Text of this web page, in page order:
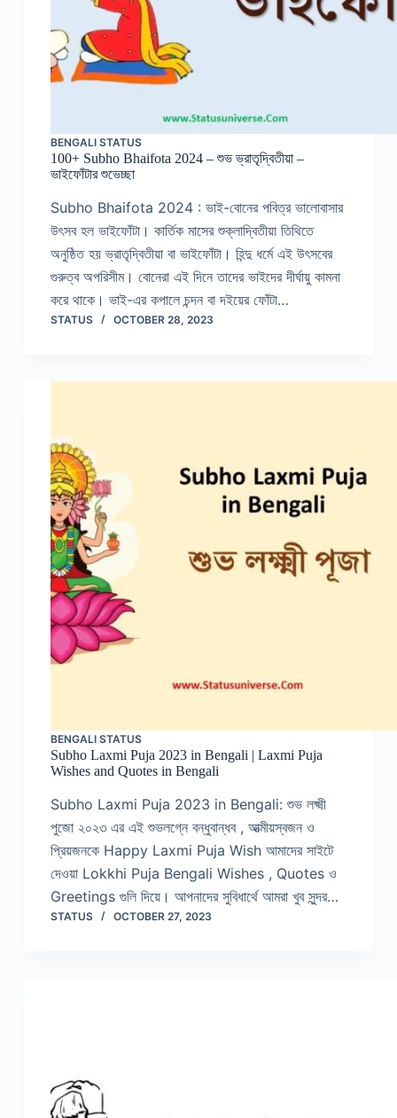
BENGALI STATUS
100+ Subho Bhaifota 2024 – শুভ ভ্রাতৃদ্বিতীয়া –
ভাইফোঁটার শুভেচ্ছা
Subho Bhaifota 2024 : ভাই-বোনের পবিত্র ভালোবাসার
উৎসব হল ভাইফোঁটা। কার্তিক মাসের শুক্লাদ্বিতীয়া তিথিতে
অনুষ্ঠিত হয় ভ্রাতৃদ্বিতীয়া বা ভাইফোঁটা। হিন্দু ধর্মে এই উৎসবের
গুরুত্ব অপরিসীম। বোনেরা এই দিনে তাদের ভাইদের দীর্ঘায়ু কামনা
করে থাকে। ভাই-এর কপালে চন্দন বা দইয়ের ফোঁটা…
STATUS OCTOBER 28, 2023
BENGALI STATUS
Subho Laxmi Puja 2023 in Bengali | Laxmi Puja
Wishes and Quotes in Bengali
Subho Laxmi Puja 2023 in Bengali: শুভ লক্ষ্মী
পুজো ২০২৩ এর এই শুভলগ্নে বন্ধুবান্ধব , আত্মীয়স্বজন ও
প্রিয়জনকে Happy Laxmi Puja Wish আমাদের সাইটে
দেওয়া Lokkhi Puja Bengali Wishes , Quotes ও
Greetings গুলি দিয়ে। আপনাদের সুবিধার্থে আমরা খুব সুন্দর…
STATUS OCTOBER 27, 2023